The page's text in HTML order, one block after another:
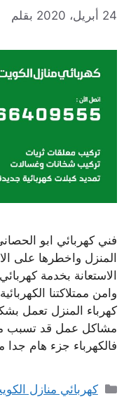
24 أبريل، 2020 بقلم
فني كهربائي ابو
المنزل واخطرها على
الاستعانة بخدمة
وامن ممتلاكتنا
مشاكل عمل قد تسبب
فالكهرباء جزء هام جدا
التصنيفات
كهربائي منازل